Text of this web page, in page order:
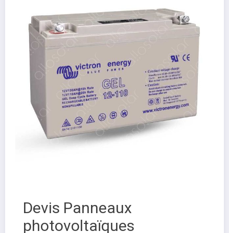
Devis Panneaux
photovoltaïques